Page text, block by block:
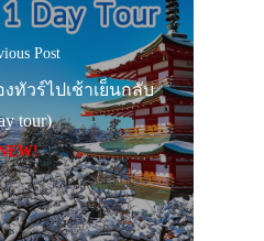
Post
ทัวร์ไปเช้าเย็นกลับ
tour)